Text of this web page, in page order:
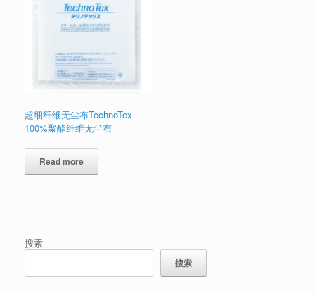
超细纤维无尘布TechnoTex
100%聚酯纤维无尘布
Read more
搜索
搜索